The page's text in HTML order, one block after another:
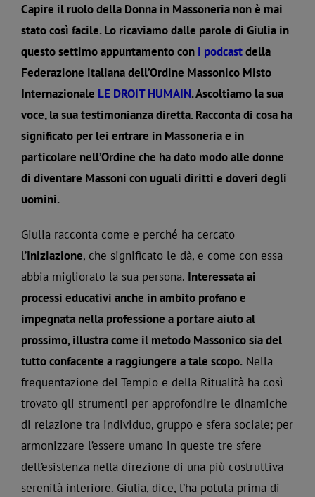
Capire il ruolo della Donna in Massoneria non è mai
stato così facile. Lo ricaviamo dalle parole di Giulia in
questo settimo appuntamento con i podcastdella
Federazione italiana dell’Ordine Massonico Misto
Internazionale LE DROIT HUMAIN. Ascoltiamo la sua
voce, la sua testimonianza diretta. Racconta di cosa ha
significato per lei entrare in Massoneria e in
particolare nell’Ordine che ha dato modo alle donne
di diventare Massoni con uguali diritti e doveri degli
uomini.
Giulia racconta come e perché ha cercato
l’Iniziazione, che significato le dà, e come con essa
abbia migliorato la sua persona. Interessata ai
processi educativi anche in ambito profano e
impegnata nella professione a portare aiuto al
prossimo, illustra come il metodo Massonico sia del
tutto confacente a raggiungere a tale scopo. Nella
frequentazione del Tempio e della Ritualità ha così
trovato gli strumenti per approfondire le dinamiche
di relazione tra individuo, gruppo e sfera sociale; per
armonizzare l’essere umano in queste tre sfere
dell’esistenza nella direzione di una più costruttiva
serenità interiore. Giulia, dice, l’ha potuta prima di